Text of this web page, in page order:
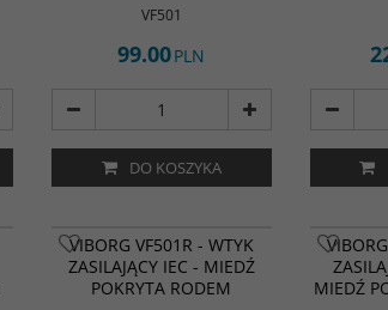
VF501
99.00PLN
DO KOSZYKA
VIBORG VF501R - WTYK
ZASILAJĄCY IEC - MIEDŹ
POKRYTA RODEM
MIEDŹ